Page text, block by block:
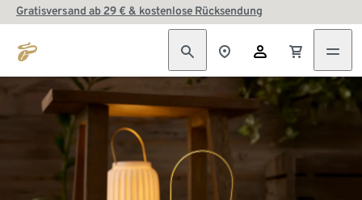
Gratisversand ab 29 € & kostenlose Rücksendung